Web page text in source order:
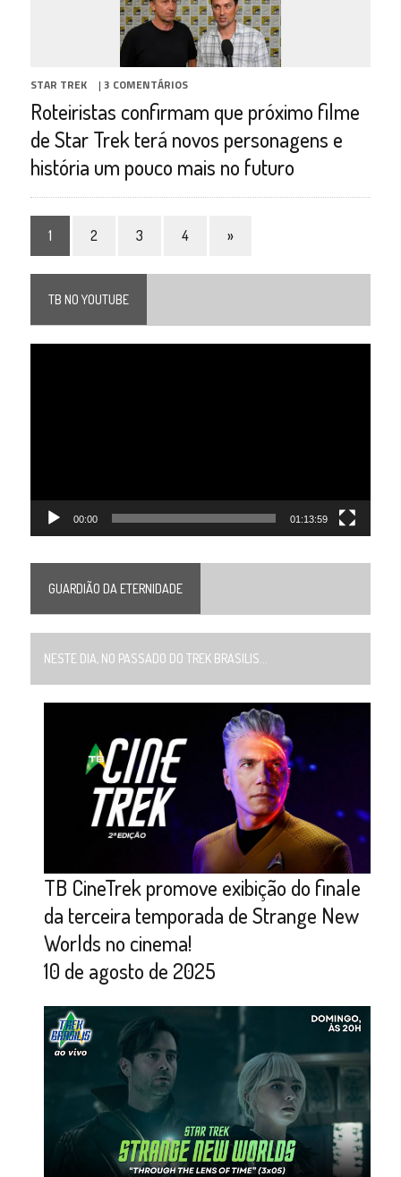
STAR TREK | 3 COMENTÁRIOS
Roteiristas confirmam que próximo filme
de Star Trek terá novos personagens e
história um pouco mais no futuro
1 2 3 4 »
TB NO YOUTUBE
00:00 01:13:59
GUARDIÃO DA ETERNIDADE
NESTE DIA, NO PASSADO DO TREK BRASILIS...
TB CineTrek promove exibição do finale
da terceira temporada de Strange New
Worlds no cinema!
10 de agosto de 2025